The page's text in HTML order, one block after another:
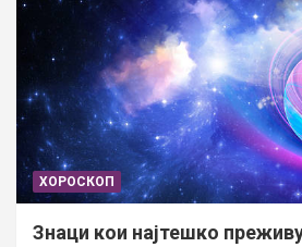
ХОРОСКОП
Знаци кои најтешко